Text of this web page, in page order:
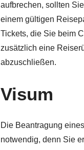
aufbrechen, sollten
einem gültigen
Tickets, die Sie beim
zusätzlich eine
abzuschließen.
Visum
Die Beantragung
notwendig, denn Sie